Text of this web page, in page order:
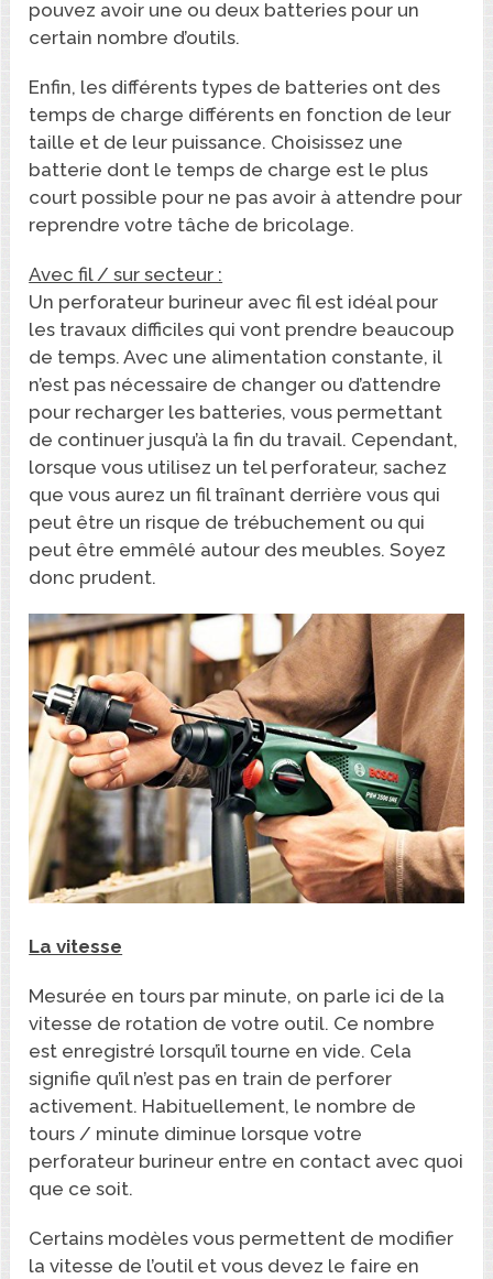
pouvez avoir une ou deux batteries pour un
certain nombre d’outils.
Enfin, les différents types de batteries ont des
temps de charge différents en fonction de leur
taille et de leur puissance. Choisissez une
batterie dont le temps de charge est le plus
court possible pour ne pas avoir à attendre pour
reprendre votre tâche de bricolage.
Avec fil / sur secteur :
Un perforateur burineur avec fil est idéal pour
les travaux difficiles qui vont prendre beaucoup
de temps. Avec une alimentation constante, il
n’est pas nécessaire de changer ou d’attendre
pour recharger les batteries, vous permettant
de continuer jusqu’à la fin du travail. Cependant,
lorsque vous utilisez un tel perforateur, sachez
que vous aurez un fil traînant derrière vous qui
peut être un risque de trébuchement ou qui
peut être emmêlé autour des meubles. Soyez
donc prudent.
La vitesse
Mesurée en tours par minute, on parle ici de la
vitesse de rotation de votre outil. Ce nombre
est enregistré lorsqu’il tourne en vide. Cela
signifie qu’il n’est pas en train de perforer
activement. Habituellement, le nombre de
tours / minute diminue lorsque votre
perforateur burineur entre en contact avec quoi
que ce soit.
Certains modèles vous permettent de modifier
la vitesse de l’outil et vous devez le faire en